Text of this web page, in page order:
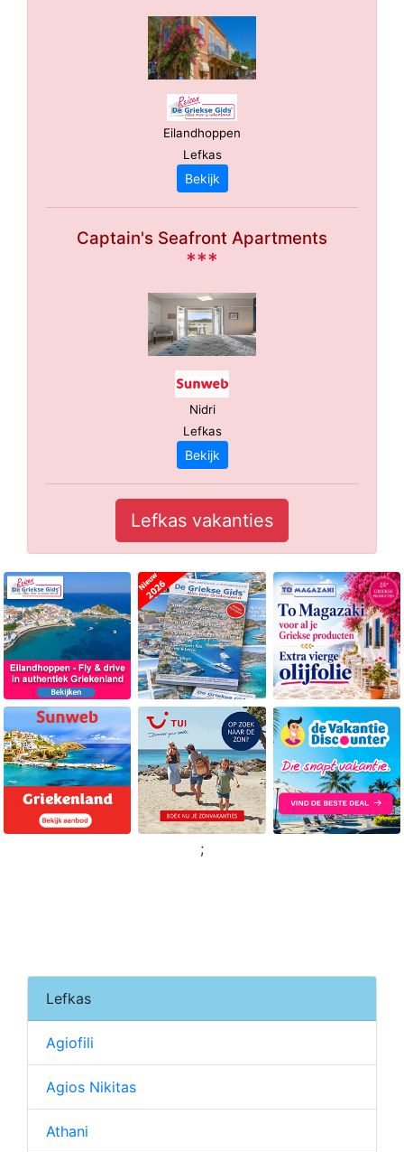
Eilandhoppen
Lefkas
Bekijk
Captain's Seafront Apartments
***
Nidri
Lefkas
Bekijk
Lefkas vakanties
;
Lefkas
Agiofili
Agios Nikitas
Athani